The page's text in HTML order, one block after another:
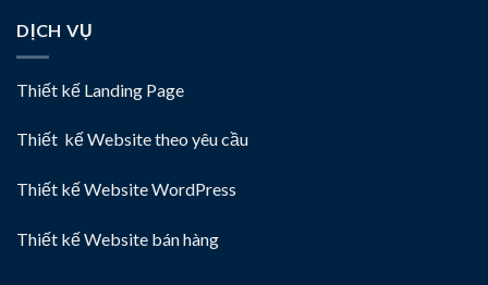
DỊCH VỤ
Thiết kế Landing Page
Thiết kế Website theo yêu cầu
Thiết kế Website WordPress
Thiết kế Website bán hàng